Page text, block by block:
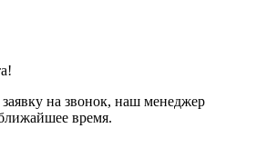
на звонок, наш менеджер
время.